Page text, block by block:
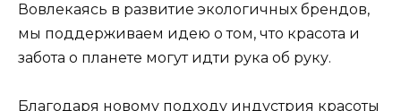
Вовлекаясь в развитие экологичных брендов,
мы поддерживаем идею о том, что красота и
забота о планете могут идти рука об руку.
Благодаря новому подходу индустрия красоты